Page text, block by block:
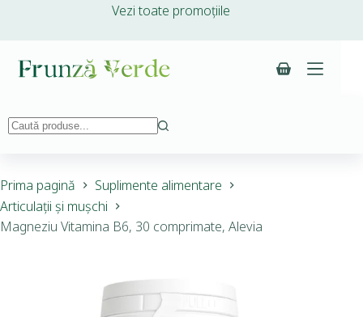
Vezi toate promoțiile
Prima pagină
Suplimente alimentare
Articulații și mușchi
Magneziu Vitamina B6, 30 comprimate, Alevia